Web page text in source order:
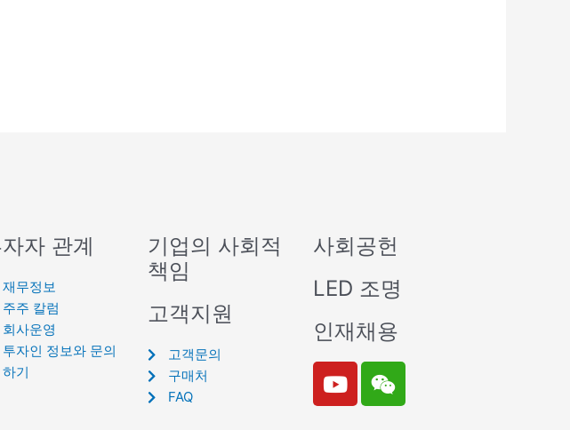
자 관계
재무정보
주주 칼럼
회사운영
투자인 정보와 문의
하기
기업의 사회적
책임
고객지원
고객문의
구매처
FAQ
사회공헌
LED 조명
인재채용
Y
o
W
e